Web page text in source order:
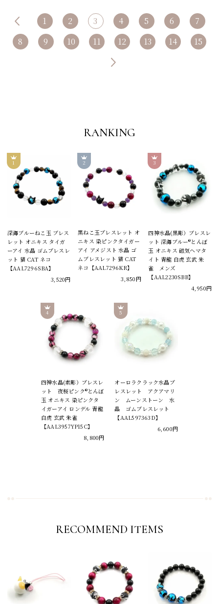
1 2 3 4 5 6
7
8
9 10 11 12 13 14 15
RANKING
深海ブルーねこ玉 ブレス
レット オニキス タイガ
ーアイ 水晶 ゴムブレスレ
ット 猫 CAT ネコ
【AAL7296SBA】
3,520円
黒ねこ玉ブレスレット オ
ニキス 染ピンクタイガー
アイ アメジスト 水晶 ゴ
ムブレスレット 猫 CAT
ネコ【AAL7296KR】
3,850円
四神水晶(黒彫）ブレスレ
ット 深海ブルー®とんぼ
玉 オニキス 磁気ヘマタ
イト 青龍 白虎 玄武 朱
雀 メンズ
【AAL2230SBB】
4,950円
四神水晶(素彫）ブレスレ
ット 夜桜ピンク®とんぼ
玉 オニキス 染ピンクタ
イガーアイ ロンデル 青龍
白虎 玄武 朱雀
【AAL3957YP15C】
8,800円
オーロラクラック水晶ブ
レスレット アクアマリ
ン ムーンストーン 水
晶 ゴムブレスレット
【AAL597363D】
6,600円
RECOMMEND ITEMS